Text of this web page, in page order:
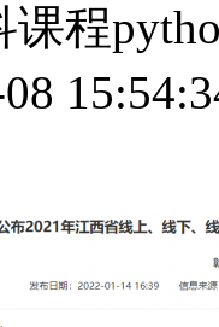
程
08